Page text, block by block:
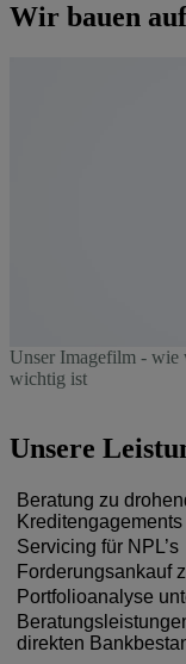
Wir bauen
Unser Imagefilm - wie
wichtig ist
Unsere
Beratung zu
Ein effektives
Performing Loans
Wir unterstützen Sie
Servicing für NPL’s
Wir übernehmen die
Auftrag.
Leistungsbereiche:
Forderungsankauf
Der Ankauf von
Weg zur bilanziellen
Portfolioanalyse
Neben ökonomischen
direkten